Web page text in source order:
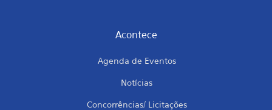
Acontece
Agenda de Eventos
Notícias
Concorrências/ Licitações